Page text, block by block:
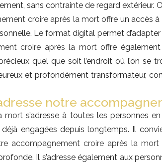
sans contrainte de regard
croire après la mortoffre un accès à
Le format digital permet
croire après la mortoffre également
quel que soit l’endroit où l’on se
et profondément transformateur,
notre
mort s’adresse à toutes les personnes
engagées depuis longtemps. Il
accompagnement croire après la mort
Il s’adresse également aux